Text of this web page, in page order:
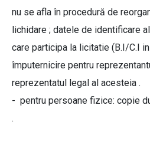
nu se afla în procedură de
lichidare ; datele de identificare
care participa la licitatie (B.I/C.I
împuternicire pentru
reprezentatul legal al acesteia .
- pentru persoane fizice: copie
.